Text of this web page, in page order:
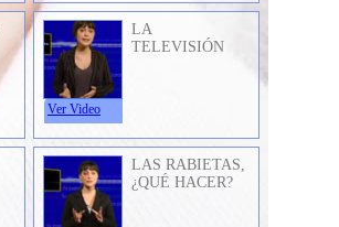
Ver Video
LA
TELEVISIÓN
LAS RABIETAS,
¿QUÉ HACER?